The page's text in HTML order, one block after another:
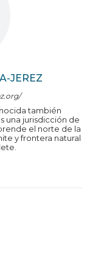
JEREZ
también
una jurisdicción de
el norte de la
y frontera natural